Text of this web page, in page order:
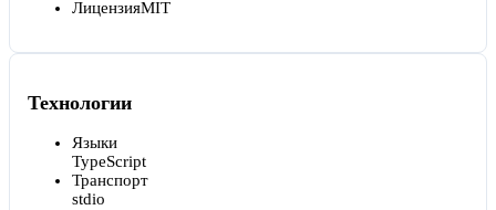
ЛицензияMIT
Технологии
Языки
TypeScript
Транспорт
stdio